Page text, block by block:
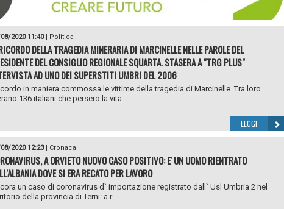
2020 11:40| Politica
DELLA TRAGEDIA MINERARIA DI MARCINELLE NELLE PAROLE DEL
DEL CONSIGLIO REGIONALE SQUARTA. STASERA A "TRG PLUS"
AD UNO DEI SUPERSTITI UMBRI DEL 2006
in maniera commossa le vittime della tragedia di Marcinelle. Tra loro
136 italiani che persero la vita ...
LEGGI
2020 12:23| Cronaca
A ORVIETO NUOVO CASO POSITIVO: E' UN UOMO RIENTRATO
DOVE SI ERA RECATO PER LAVORO
un caso di coronavirus d` importazione registrato dall` Usl Umbria 2 nel
della provincia di Terni: a r...